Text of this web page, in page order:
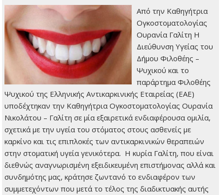
Από την Καθηγήτρια
Ογκοστοματολογίας
Ουρανία Γαλίτη Η
Διεύθυνση Υγείας του
Δήμου Φιλοθέης –
Ψυχικού και το
παράρτημα Φιλοθέης
Ψυχικού της Ελληνικής Αντικαρκινικής Εταιρείας (ΕΑΕ)
υποδέχτηκαν την Καθηγήτρια Ογκοστοματολογίας Ουρανία
Νικολάτου – Γαλίτη σε μία εξαιρετικά ενδιαφέρουσα ομιλία,
σχετικά με την υγεία του στόματος στους ασθενείς με
καρκίνο και τις επιπλοκές των αντικαρκινικών θεραπειών
στην στοματική υγεία γενικότερα. Η κυρία Γαλίτη, που είναι
διεθνώς αναγνωρισμένη εξειδικευμένη επιστήμονας αλλά και
συνδημότης μας, κράτησε ζωντανό το ενδιαφέρον των
συμμετεχόντων που μετά το τέλος της διαδικτυακής αυτής